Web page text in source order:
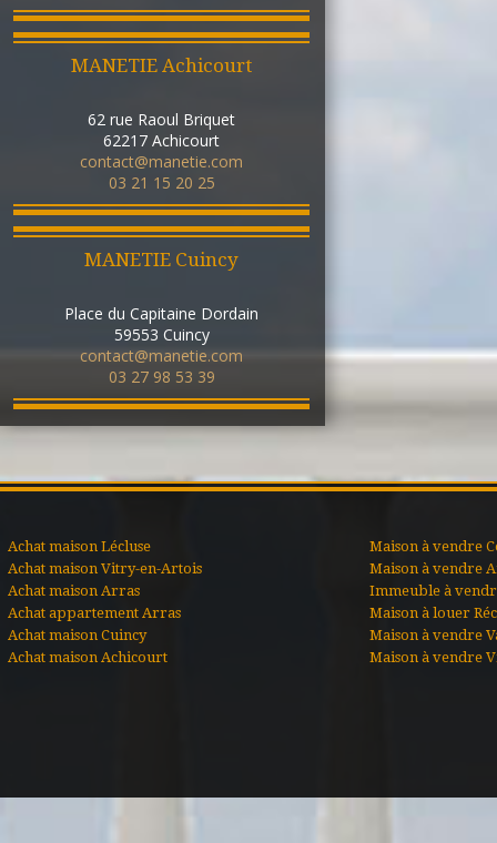
MANETIE Achicourt
62 rue Raoul Briquet
62217 Achicourt
contact@manetie.com
03 21 15 20 25
MANETIE Cuincy
Place du Capitaine Dordain
59553 Cuincy
contact@manetie.com
03 27 98 53 39
Achat maison Lécluse
Achat maison Vitry-en-Artois
Achat maison Arras
Achat appartement Arras
Achat maison Cuincy
Achat maison Achicourt
Maison à vendre
Maison à vendre
Immeuble à
Maison à louer
Maison à vendre
Maison à vendre